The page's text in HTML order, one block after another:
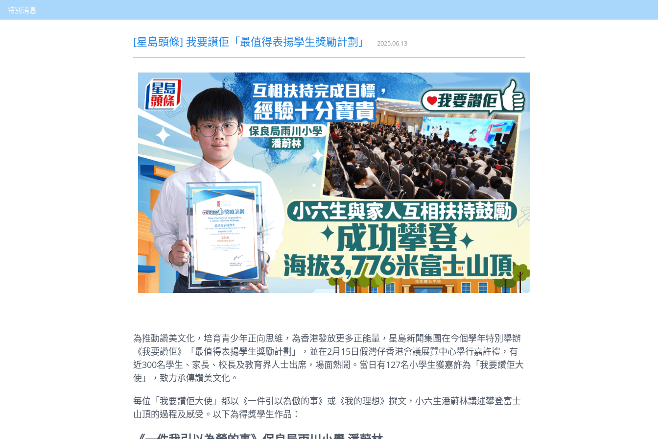
特別消息
[星島頭條] 我要讚佢「最值得表揚學生獎勵計劃」 2025.06.13
為推動讚美文化，培育青少年正向思維，為香港發放更多正能量，星島新聞集團在今個學年特別舉辦
《我要讚佢》「最值得表揚學生獎勵計劃」，並在2月15日假灣仔香港會議展覽中心舉行嘉許禮，有
近300名學生、家長、校長及教育界人士出席，場面熱鬧。當日有127名小學生獲嘉許為「我要讚佢大
使」，致力承傳讚美文化。
每位「我要讚佢大使」都以《一件引以為傲的事》或《我的理想》撰文，小六生潘蔚林講述攀登富士
山頂的過程及感受。以下為得獎學生作品：